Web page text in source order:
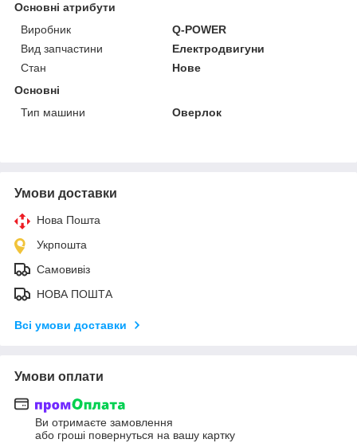
Основні атрибути
Виробник
Q-POWER
Вид запчастини
Електродвигуни
Стан
Нове
Основні
Тип машини
Оверлок
Умови доставки
Нова Пошта
Укрпошта
Самовивіз
НОВА ПОШТА
Всі умови доставки
Умови оплати
Ви отримаєте замовлення
або гроші повернуться на вашу картку